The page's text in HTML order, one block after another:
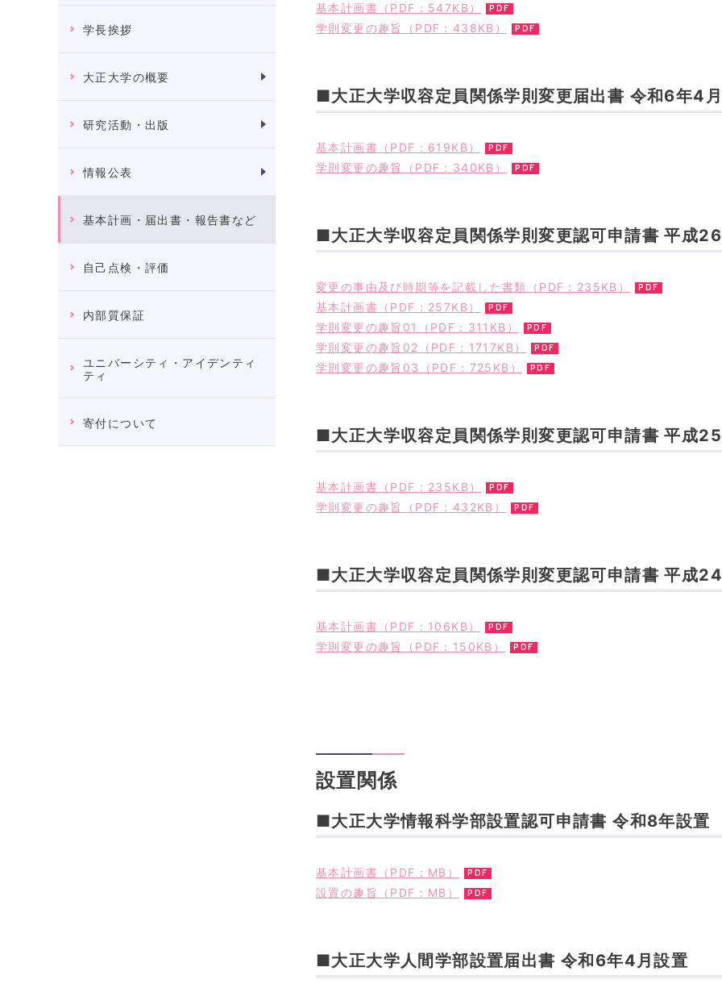
学長挨拶
大正大学の概要
研究活動・出版
情報公表
基本計画・届出書・報告書など
自己点検・評価
内部質保証
ユニバーシティ・アイデンティ
ティ
寄付について
基本計画書（PDF：547KB）
学則変更の趣旨（PDF：438KB）
■大正大学収容定員関係学則変更届出書 令和6年4月
基本計画書（PDF：619KB）
学則変更の趣旨（PDF：340KB）
■大正大学収容定員関係学則変更認可申請書 平成
変更の事由及び時期等を記載した書類（PDF：235KB）
基本計画書（PDF：257KB）
学則変更の趣旨01（PDF：311KB）
学則変更の趣旨02（PDF：1717KB）
学則変更の趣旨03（PDF：725KB）
■大正大学収容定員関係学則変更認可申請書 平成
基本計画書（PDF：235KB）
学則変更の趣旨（PDF：432KB）
■大正大学収容定員関係学則変更認可申請書 平成
基本計画書（PDF：106KB）
学則変更の趣旨（PDF：150KB）
設置関係
■大正大学情報科学部設置認可申請書 令和8年設置
基本計画書（PDF：MB）
設置の趣旨（PDF：MB）
■大正大学人間学部設置届出書 令和6年4月設置